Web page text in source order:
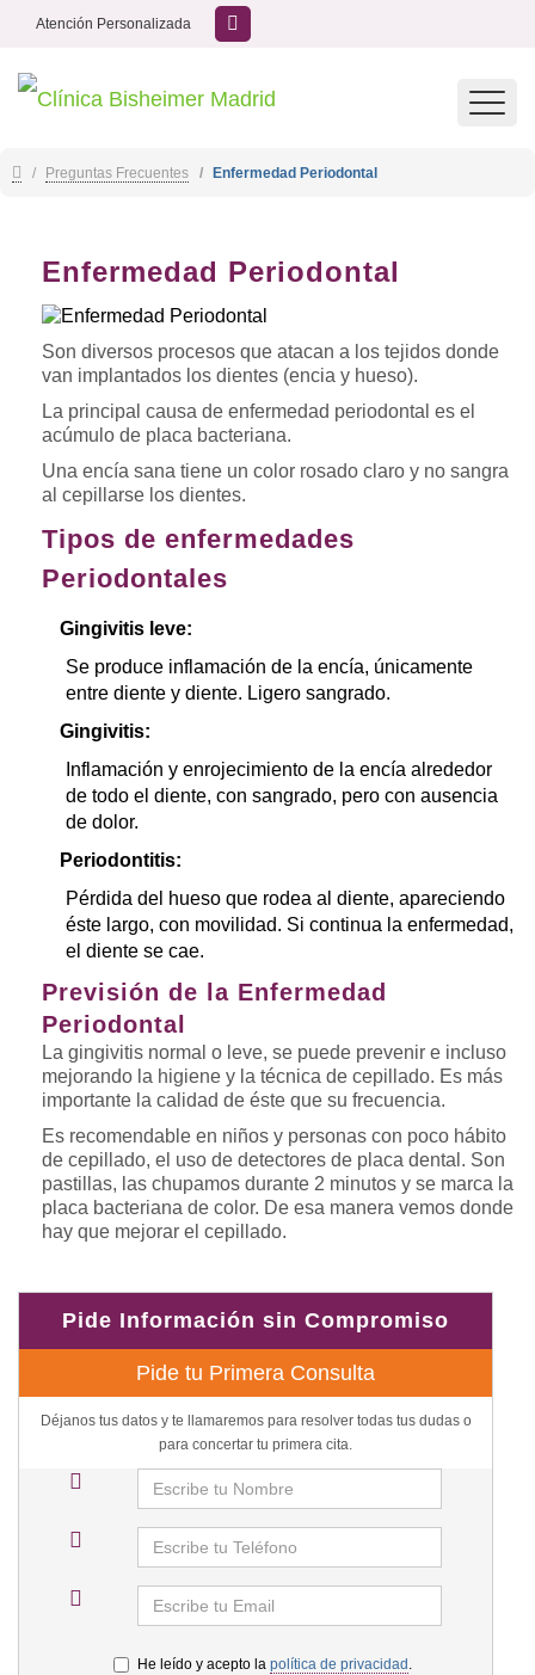
Atención Personalizada
Preguntas Frecuentes Enfermedad Periodontal
Enfermedad Periodontal
Son diversos procesos que atacan a los tejidos donde
van implantados los dientes (encia y hueso).
La principal causa de enfermedad periodontal es el
acúmulo de placa bacteriana.
Una encía sana tiene un color rosado claro y no sangra
al cepillarse los dientes.
Tipos de enfermedades
Periodontales
Gingivitis leve:
Se produce inflamación de la encía, únicamente
entre diente y diente. Ligero sangrado.
Gingivitis:
Inflamación y enrojecimiento de la encía alrededor
de todo el diente, con sangrado, pero con ausencia
de dolor.
Periodontitis:
Pérdida del hueso que rodea al diente, apareciendo
éste largo, con movilidad. Si continua la enfermedad,
el diente se cae.
Previsión de la Enfermedad
Periodontal
La gingivitis normal o leve, se puede prevenir e incluso
mejorando la higiene y la técnica de cepillado. Es más
importante la calidad de éste que su frecuencia.
Es recomendable en niños y personas con poco hábito
de cepillado, el uso de detectores de placa dental. Son
pastillas, las chupamos durante 2 minutos y se marca la
placa bacteriana de color. De esa manera vemos donde
hay que mejorar el cepillado.
Pide Información sin Compromiso
Pide tu Primera Consulta
Déjanos tus datos y te llamaremos para resolver todas tus dudas o
para concertar tu primera cita.
He leído y acepto la política de privacidad .